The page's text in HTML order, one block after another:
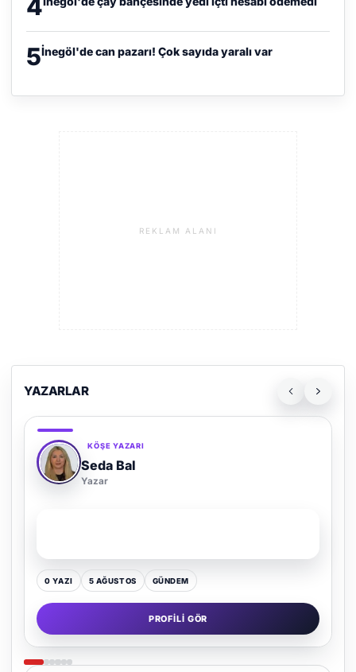
4
5İnegöl'de can pazarı! Çok sayıda yaralı var
REKLAM ALANI
YAZARLAR
KÖŞE YAZARI
Adem Demir
Yazar
0 YAZI 16 TEMMUZ GÜNDEM
PROFILI GÖR